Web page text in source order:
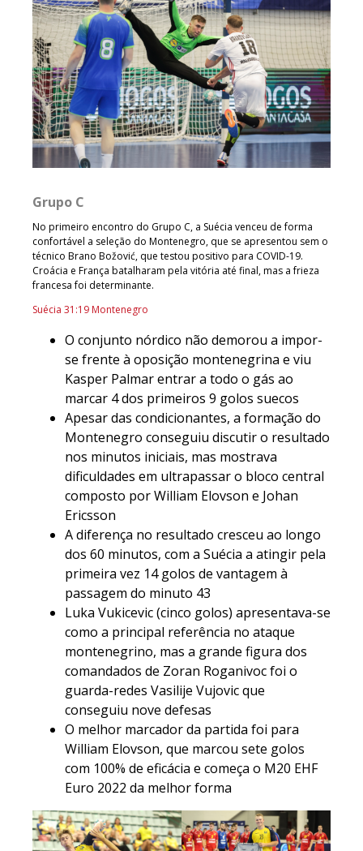
Grupo C
No primeiro encontro do Grupo C, a Suécia venceu de forma
confortável a seleção do Montenegro, que se apresentou sem o
técnico Brano Božović, que testou positivo para COVID-19.
Croácia e França batalharam pela vitória até final, mas a frieza
francesa foi determinante.
Suécia 31:19 Montenegro
O conjunto nórdico não demorou a impor-
se frente à oposição montenegrina e viu
Kasper Palmar entrar a todo o gás ao
marcar 4 dos primeiros 9 golos suecos
Apesar das condicionantes, a formação do
Montenegro conseguiu discutir o resultado
nos minutos iniciais, mas mostrava
dificuldades em ultrapassar o bloco central
composto por William Elovson e Johan
Ericsson
A diferença no resultado cresceu ao longo
dos 60 minutos, com a Suécia a atingir pela
primeira vez 14 golos de vantagem à
passagem do minuto 43
Luka Vukicevic (cinco golos) apresentava-se
como a principal referência no ataque
montenegrino, mas a grande figura dos
comandados de Zoran Roganivoc foi o
guarda-redes Vasilije Vujovic que
conseguiu nove defesas
O melhor marcador da partida foi para
William Elovson, que marcou sete golos
com 100% de eficácia e começa o M20 EHF
Euro 2022 da melhor forma